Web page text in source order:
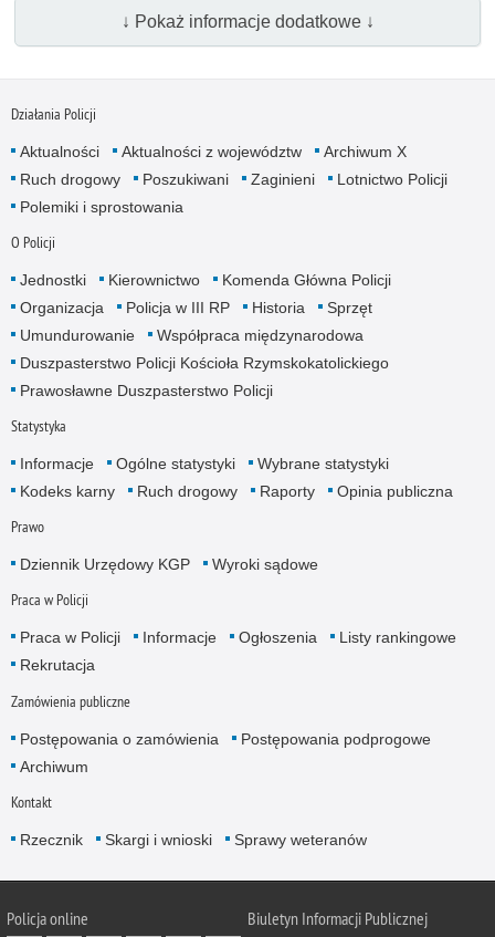
↓ Pokaż informacje dodatkowe ↓
Działania Policji
Aktualności Aktualności z województw
Archiwum X
Ruch drogowy
Poszukiwani Zaginieni
Lotnictwo Policji
Polemiki i sprostowania
O Policji
Jednostki Kierownictwo
Komenda Główna Policji
Organizacja
Policja w III RP Historia
Sprzęt
Umundurowanie
Współpraca międzynarodowa
Duszpasterstwo Policji Kościoła Rzymskokatolickiego
Prawosławne Duszpasterstwo Policji
Statystyka
Informacje Ogólne statystyki
Wybrane statystyki
Kodeks karny
Ruch drogowy Raporty Opinia publiczna
Prawo
Dziennik Urzędowy KGP Wyroki sądowe
Praca w Policji
Praca w Policji Informacje Ogłoszenia
Listy rankingowe
Rekrutacja
Zamówienia publiczne
Postępowania o zamówienia
Postępowania podprogowe
Archiwum
Kontakt
Rzecznik Skargi i wnioski Sprawy weteranów
Policjaonline Biuletyn Informacji Publicznej